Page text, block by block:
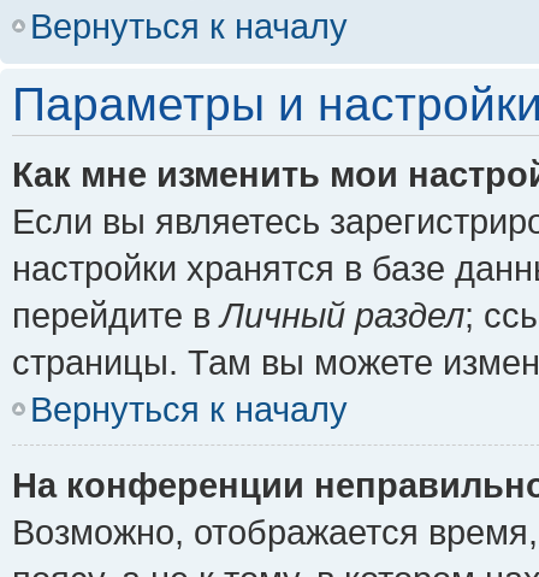
Вернуться к началу
Параметры и
Как мне изменить мои
Если вы являетесь
настройки хранятся в базе
перейдите вЛичный раздел;
страницы. Там вы можете
Вернуться к началу
На конференции
Возможно, отображается